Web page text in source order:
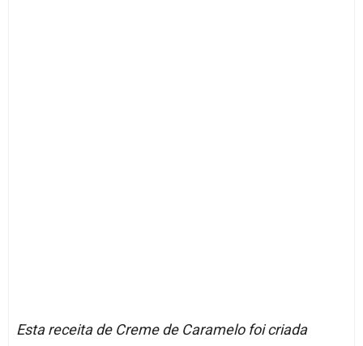
Esta receita de Creme de Caramelo foi criada